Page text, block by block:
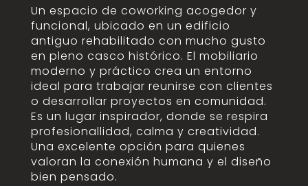
Un espacio de coworking acogedor y
funcional, ubicado en un edificio
antiguo rehabilitado con mucho gusto
en pleno casco histórico. El mobiliario
moderno y práctico crea un entorno
ideal para trabajar reunirse con clientes
o desarrollar proyectos en comunidad.
Es un lugar inspirador, donde se respira
profesionallidad, calma y creatividad.
Una excelente opción para quienes
valoran la conexión humana y el diseño
bien pensado.